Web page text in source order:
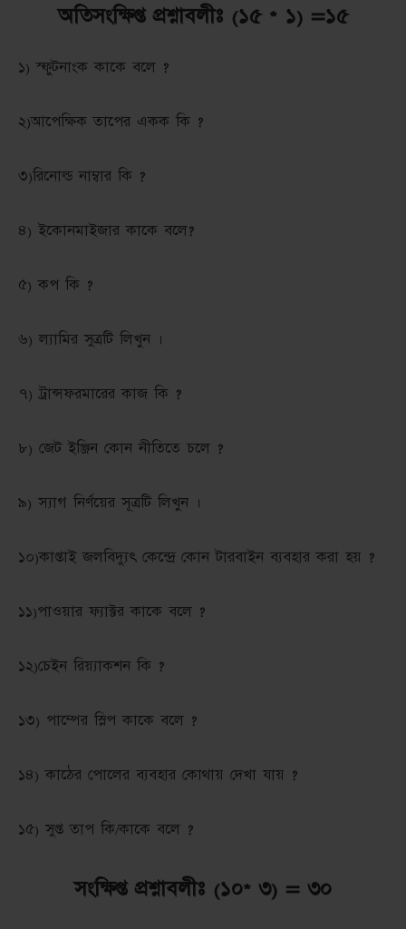
অতিসংক্ষিপ্ত প্রশ্নাবলীঃ (১৫ * ১) =১৫
১) স্ফুটনাংক কাকে বলে ?
২)আপেক্ষিক তাপের একক কি ?
৩)রিনোল্ড নাম্বার কি ?
৪) ইকোনমাইজার কাকে বলে?
৫) কপ কি ?
৬) ল্যামির সুত্রটি লিখুন ।
৭) ট্রান্সফরমারের কাজ কি ?
৮) জেট ইঞ্জিন কোন নীতিতে চলে ?
৯) স্যাগ নির্ণয়ের সূত্রটি লিখুন ।
১০)কাপ্তাই জলবিদ্যুৎ কেন্দ্রে কোন টারবাইন ব্যবহার করা হয় ?
১১)পাওয়ার ফ্যাক্টর কাকে বলে ?
১২)চেইন রিয়্যাকশন কি ?
১৩) পাম্পের স্লিপ কাকে বলে ?
১৪) কাঠের পোলের ব্যবহার কোথায় দেখা যায় ?
১৫) সুপ্ত তাপ কি/কাকে বলে ?
সংক্ষিপ্ত প্রশ্নাবলীঃ (১০* ৩) = ৩০